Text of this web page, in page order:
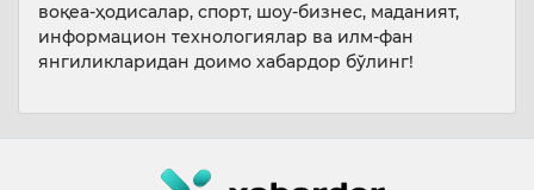
воқеа-ҳодисалар, спорт, шоу-бизнес, маданият,
информацион технологиялар ва илм-фан
янгиликларидан доимо хабардор бўлинг!